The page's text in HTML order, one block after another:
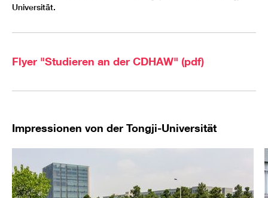
Universität.
Flyer "Studieren an der CDHAW" (pdf)
Impressionen von der Tongji-Universität